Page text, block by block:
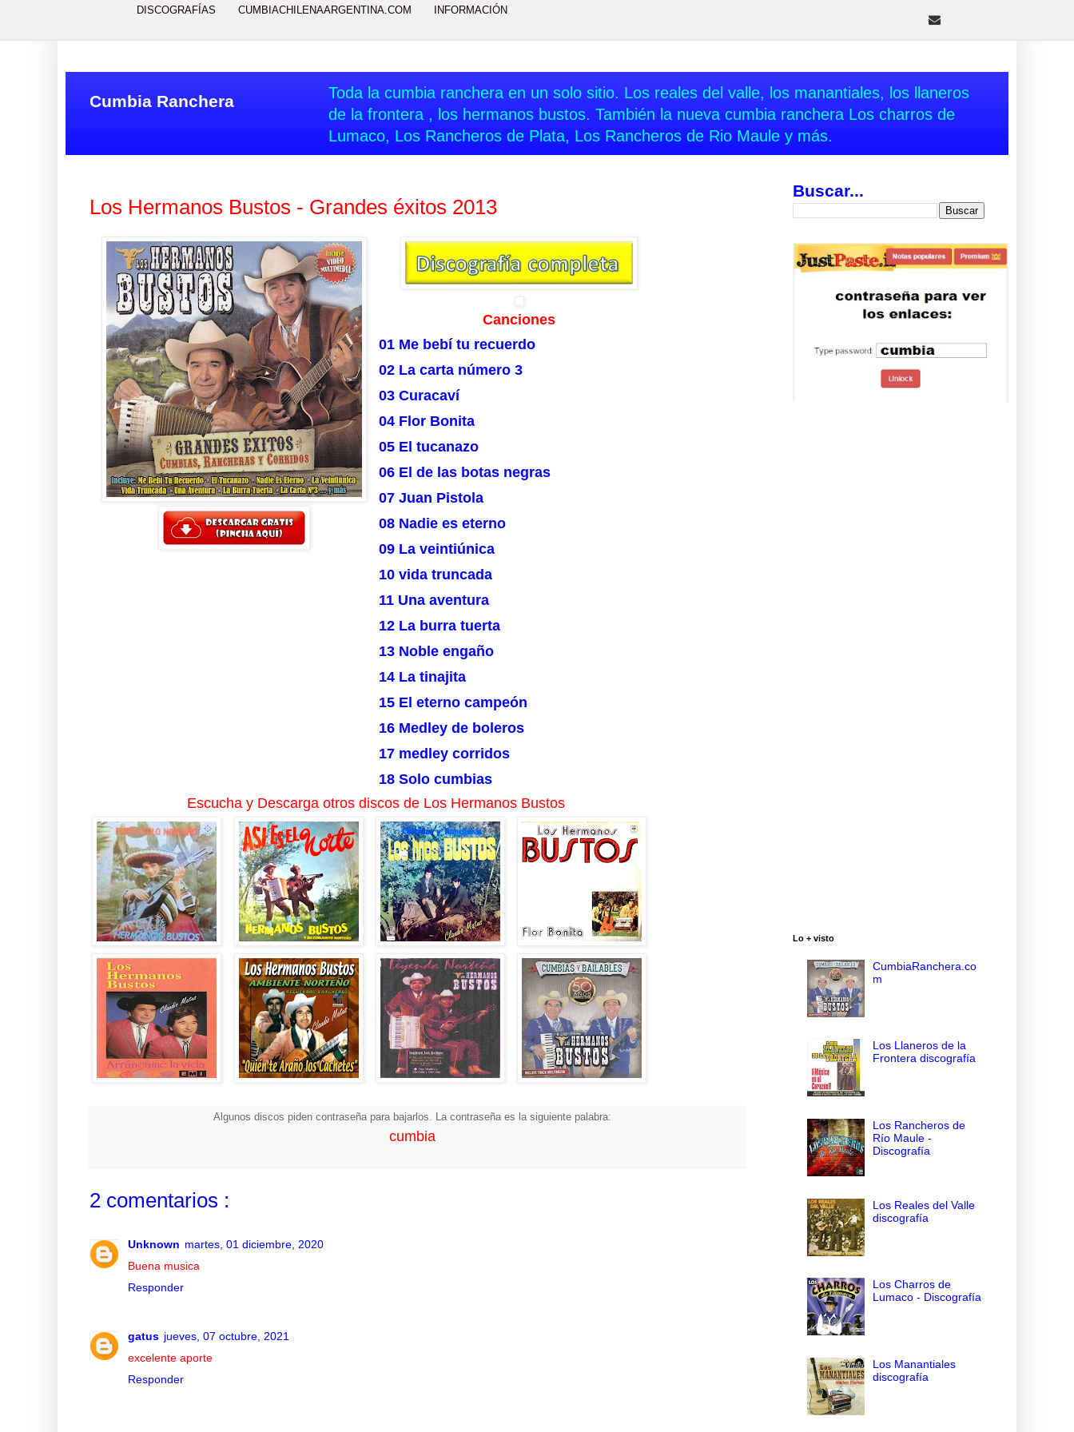
DISCOGRAFÍAS CUMBIACHILENAARGENTINA.COM INFORMACIÓN
Cumbia Ranchera
Toda la cumbia ranchera en un solo sitio. Los reales del valle, los manantiales, los llaneros
de la frontera , los hermanos bustos. También la nueva cumbia ranchera Los charros de
Lumaco, Los Rancheros de Plata, Los Rancheros de Rio Maule y más.
Los Hermanos Bustos - Grandes éxitos 2013
Canciones
01 Me bebí tu recuerdo
02 La carta número 3
03 Curacaví
04 Flor Bonita
05 El tucanazo
06 El de las botas negras
07 Juan Pistola
08 Nadie es eterno
09 La veintiúnica
10 vida truncada
11 Una aventura
12 La burra tuerta
13 Noble engaño
14 La tinajita
15 El eterno campeón
16 Medley de boleros
17 medley corridos
18 Solo cumbias
Escucha y Descarga otros discos de Los Hermanos Bustos
Algunos discos piden contraseña para bajarlos. La contraseña es la siguiente palabra:
cumbia
2 comentarios :
Unknown martes, 01 diciembre, 2020
Buena musica
Responder
gatus jueves, 07 octubre, 2021
excelente aporte
Responder
Buscar...
Lo + visto
CumbiaRanchera.co
m
Los Llaneros de la
Frontera discografía
Los Rancheros de
Río Maule -
Discografía
Los Reales del Valle
discografía
Los Charros de
Lumaco - Discografía
Los Manantiales
discografía